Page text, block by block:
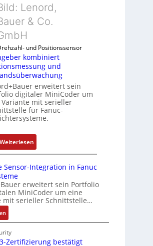
d
u
g
k
o
n
f
i
g
u
e
e
G
a
e
n
R
a
s
p
e
r
y
i
e
m
b
i
i
e
r
t
P
o
s
i
i
o
e
Lenord,
& Co.
und Positionssensor
kombiniert
und
erweitert sein
digitaler MiniCoder um
mit serieller
für Fanuc-
Weiterlesen:
D
h
g
e
e
Sensor-Integration in Fanuc
erweitert sein Portfolio
MiniCoder um eine
mit serieller Schnittstelle…
:
E
i
nZertifizierung bestätigt